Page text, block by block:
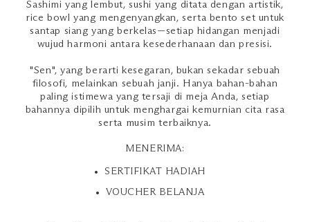
Sashimi yang lembut, sushi yang ditata dengan artistik,
rice bowl yang mengenyangkan, serta bento set untuk
santap siang yang berkelas—setiap hidangan menjadi
wujud harmoni antara kesederhanaan dan presisi.
"Sen", yang berarti kesegaran, bukan sekadar sebuah
filosofi, melainkan sebuah janji. Hanya bahan-bahan
paling istimewa yang tersaji di meja Anda, setiap
bahannya dipilih untuk menghargai kemurnian cita rasa
serta musim terbaiknya.
MENERIMA:
SERTIFIKAT HADIAH
VOUCHER BELANJA